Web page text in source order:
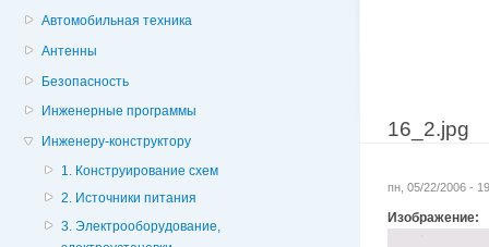
Автомобильная техника
Антенны
Безопасность
Инженерные программы
Инженеру-конструктору
1. Конструирование схем
2. Источники питания
3. Электрооборудование,
16_2.jpg
пн, 05/22/2006 -
Изображение: